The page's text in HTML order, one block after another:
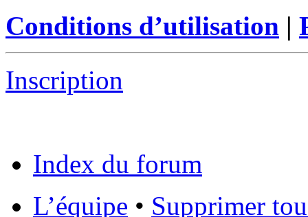
Conditions d’utilisation |
Inscription
Index du forum
L’équipe • Supprimer